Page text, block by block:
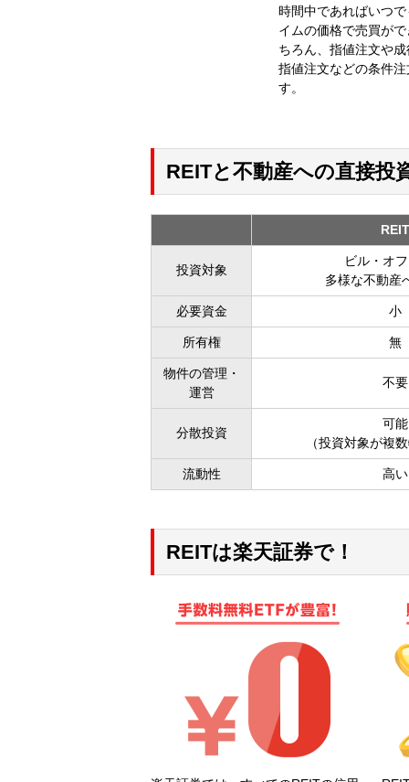
時間中であればいつ
イムの価格で売買が
ちろん、指値注文や
指値注文などの条件
す。
REITと不動産への直接投
REIT
投資対象
ビル・オ
多様な不動産
必要資金 小
所有権 無
物件の管理・
運営
不要
分散投資
可能
（投資対象が複
流動性 高い
REITは楽天証券で！